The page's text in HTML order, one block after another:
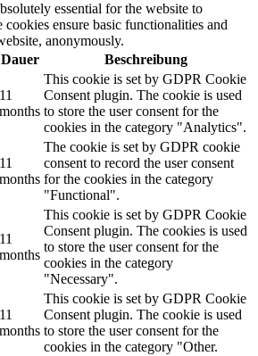
essential for the website to
ensure basic functionalities and
anonymously.
Dauer Beschreibung
11
months
This cookie is set by GDPR Cookie
Consent plugin. The cookie is used
to store the user consent for the
cookies in the category "Analytics".
11
months
The cookie is set by GDPR cookie
consent to record the user consent
for the cookies in the category
"Functional".
11
months
This cookie is set by GDPR Cookie
Consent plugin. The cookies is used
to store the user consent for the
cookies in the category
"Necessary".
11
months
This cookie is set by GDPR Cookie
Consent plugin. The cookie is used
to store the user consent for the
cookies in the category "Other.